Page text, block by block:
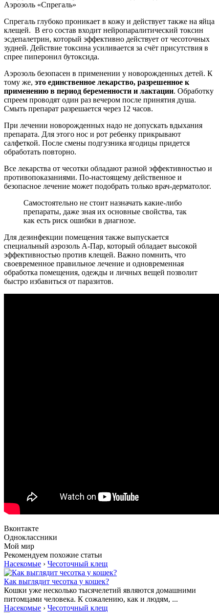
Аэрозоль «Спрегаль»
Спрегаль глубоко проникает в кожу и действует также на яйца
клещей. В его состав входит нейропаралитический токсин
эсдепалетрин, который эффективно действует от чесоточных
зудней. Действие токсина усиливается за счёт присутствия в
спрее пиперонил бутоксида.
Аэрозоль безопасен в применении у новорожденных детей. К
тому же, это единственное лекарство, разрешенное к
применению в период беременности и лактации. Обработку
спреем проводят один раз вечером после принятия душа.
Смыть препарат разрешается через 12 часов.
При лечении новорожденных надо не допускать вдыхания
препарата. Для этого нос и рот ребенку прикрывают
салфеткой. После смены подгузника ягодицы придется
обработать повторно.
Все лекарства от чесотки обладают разной эффективностью и
противопоказаниями. По-настоящему действенное и
безопасное лечение может подобрать только врач-дерматолог.
Самостоятельно не стоит назначать какие-либо
препараты, даже зная их основные свойства, так
как есть риск ошибки в диагнозе.
Для дезинфекции помещения также выпускается
специальный аэрозоль А-Пар, который обладает высокой
эффективностью против клещей. Важно помнить, что
своевременное правильное лечение и одновременная
обработка помещения, одежды и личных вещей позволит
быстро избавиться от паразитов.
Вконтакте
Одноклассники
Мой мир
Рекомендуем похожие статьи
Насекомые › Чесоточный клещ
Как выглядит чесотка у кошек?
Кошки уже несколько тысячелетий являются домашними
питомцами человека. К сожалению, как и людям, ...
Насекомые › Чесоточный клещ